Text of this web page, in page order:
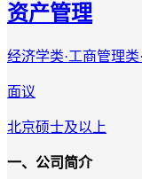
资产管理
经济学类·工商管理类
面议
北京硕士及以上
一、公司简介